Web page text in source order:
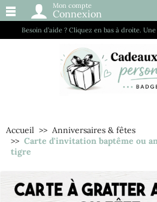
Besoin d’aide ? Cliquez en bas à droite.
Mon compte
Connexion
Accueil
Anniversaires & fêtes
Carte d'invitation baptême ou
tigre